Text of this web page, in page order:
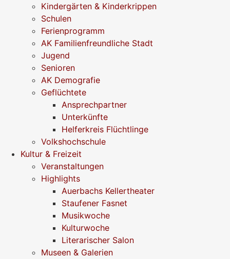
Kindergärten & Kinderkrippen
Schulen
Ferienprogramm
AK Familienfreundliche Stadt
Jugend
Senioren
AK Demografie
Geflüchtete
Ansprechpartner
Unterkünfte
Helferkreis Flüchtlinge
Volkshochschule
Kultur & Freizeit
Veranstaltungen
Highlights
Auerbachs Kellertheater
Staufener Fasnet
Musikwoche
Kulturwoche
Literarischer Salon
Museen & Galerien